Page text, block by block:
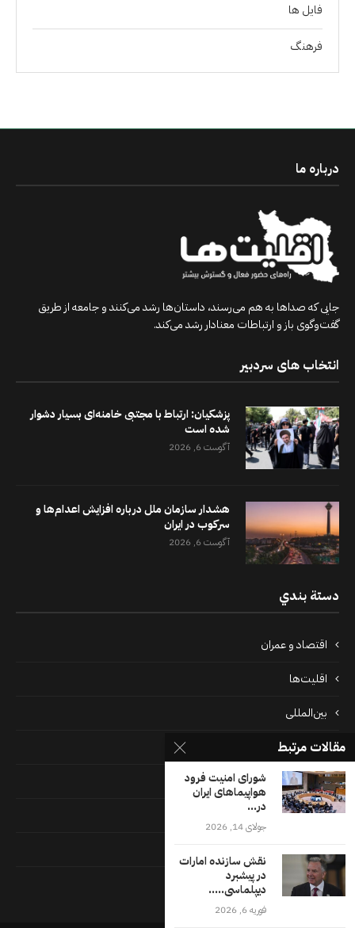
فايل ها
فرهنگ
درباره ما
جایی که صداها به هم می‌رسند، داستان‌ها رشد می‌کنند و جامعه از طریق
گفت‌وگوی باز و ارتباطات معنادار رشد می‌کند.
انتخاب های سردبیر
پزشکیان: ارتباط با مجتبی خامنه‌ای بسیار دشوار
شده است
آگوست 6, 2026
هشدار سازمان ملل درباره افزایش اعدام‌ها و
سرکوب در ایران
آگوست 6, 2026
دستة بندي
اقتصاد و عمران
اقلیت‌ها
بین‌المللی
پرونده‌ها
جامعه
دسته بندی نشده
فرهنگ
مقالات مرتبط
شورای امنیت فرود
هواپیماهای ایران
در...
جولای 14, 2026
نقش سازنده امارات
در پیشبرد
دیپلماسی.....
فوریه 6, 2026